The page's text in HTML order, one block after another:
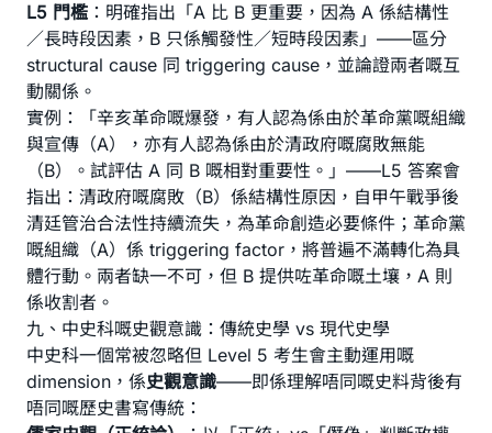
L5 門檻 ：明確指出「A 比 B 更重要，因為 A 係結構性
／長時段因素，B 只係觸發性／短時段因素」——區分
structural cause 同 triggering cause，並論證兩者嘅互
動關係。
實例：「辛亥革命嘅爆發，有人認為係由於革命黨嘅組織
與宣傳（A），亦有人認為係由於清政府嘅腐敗無能
（B）。試評估 A 同 B 嘅相對重要性。」——L5 答案會
指出：清政府嘅腐敗（B）係結構性原因，自甲午戰爭後
清廷管治合法性持續流失，為革命創造必要條件；革命黨
嘅組織（A）係 triggering factor，將普遍不滿轉化為具
體行動。兩者缺一不可，但 B 提供咗革命嘅土壤，A 則
係收割者。
九、中史科嘅史觀意識：傳統史學 vs 現代史學
中史科一個常被忽略但 Level 5 考生會主動運用嘅
dimension，係史觀意識——即係理解唔同嘅史料背後有
唔同嘅歷史書寫傳統：